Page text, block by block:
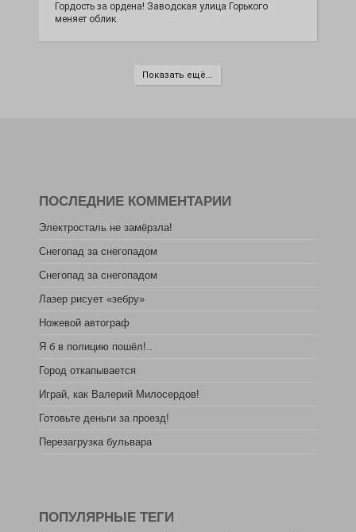
Гордость за ордена! Заводская улица Горького
меняет облик.
Показать ещё...
ПОСЛЕДНИЕ КОММЕНТАРИИ
Электросталь не замёрзла!
Снегопад за снегопадом
Снегопад за снегопадом
Лазер рисует «зебру»
Ножевой автограф
Я б в полицию пошёл!..
Город откапывается
Играй, как Валерий Милосердов!
Готовьте деньги за проезд!
Перезагрузка бульвара
ПОПУЛЯРНЫЕ ТЕГИ